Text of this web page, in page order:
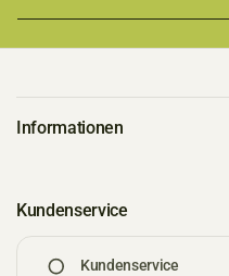
Informationen
Kundenservice
Kundenservice